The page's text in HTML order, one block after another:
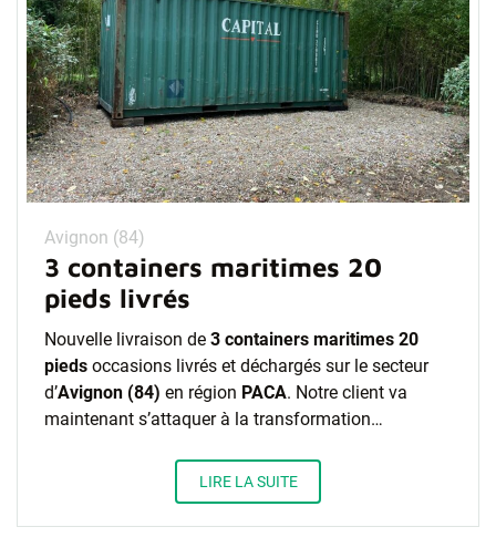
Avignon (84)
3 containers maritimes 20
pieds livrés
Nouvelle livraison de 3 containers maritimes 20
pieds occasions livrés et déchargés sur le secteur
d’Avignon (84) en région PACA. Notre client va
maintenant s’attaquer à la transformation…
LIRE LA SUITE